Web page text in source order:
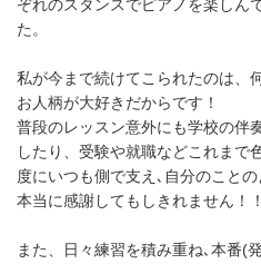
ぞれのスタンスでピアノを楽しん
た。
私が今まで続けてこられたのは、
お人柄が大好きだからです！
普段のレッスン意外にも学校の伴
したり、受験や就職などこれまで
度にいつも側で支え､自分のこと
本当に感謝してもしきれません！！
また、日々練習を積み重ね､本番(